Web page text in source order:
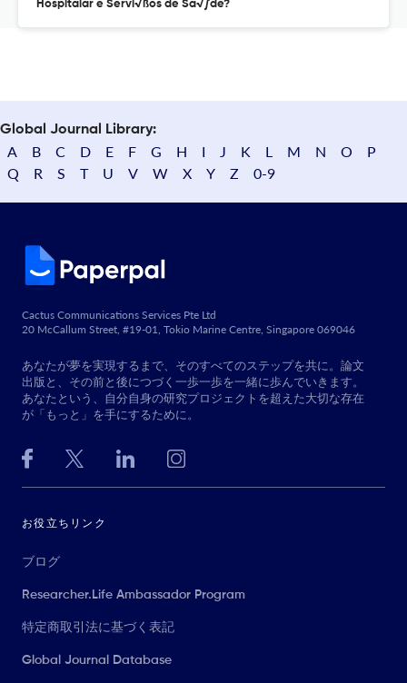
Hospitalar e Servi√ßos de Sa√∫de?
Global Journal Library:
A B C D E F G H I J K L M N O
P
Q
R S T U V W X Y Z 0-9
Cactus Communications Services Pte Ltd
20 McCallum Street, #19-01, Tokio Marine Centre, Singapore 069046
あなたが夢を実現するまで、そのすべてのステップを共に。論文
出版と、その前と後につづく一歩一歩を一緒に歩んでいきます。
あなたという、自分自身の研究プロジェクトを超えた大切な存在
が「もっと」を手にするために。
お役立ちリンク
ブログ
Researcher.Life Ambassador Program
特定商取引法に基づく表記
Global Journal Database